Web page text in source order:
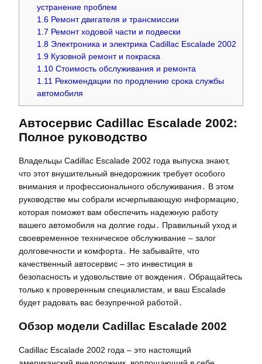
устранение проблем
1.6 Ремонт двигателя и трансмиссии
1.7 Ремонт ходовой части и подвески
1.8 Электроника и электрика Cadillac Escalade 2002
1.9 Кузовной ремонт и покраска
1.10 Стоимость обслуживания и ремонта
1.11 Рекомендации по продлению срока службы
автомобиля
Автосервис Cadillac Escalade 2002:
Полное руководство
Владельцы Cadillac Escalade 2002 года выпуска знают,
что этот внушительный внедорожник требует особого
внимания и профессионального обслуживания․ В этом
руководстве мы собрали исчерпывающую информацию,
которая поможет вам обеспечить надежную работу
вашего автомобиля на долгие годы․ Правильный уход и
своевременное техническое обслуживание – залог
долговечности и комфорта․ Не забывайте, что
качественный автосервис – это инвестиция в
безопасность и удовольствие от вождения․ Обращайтесь
только к проверенным специалистам, и ваш Escalade
будет радовать вас безупречной работой․
Обзор модели Cadillac Escalade 2002
Cadillac Escalade 2002 года – это настоящий